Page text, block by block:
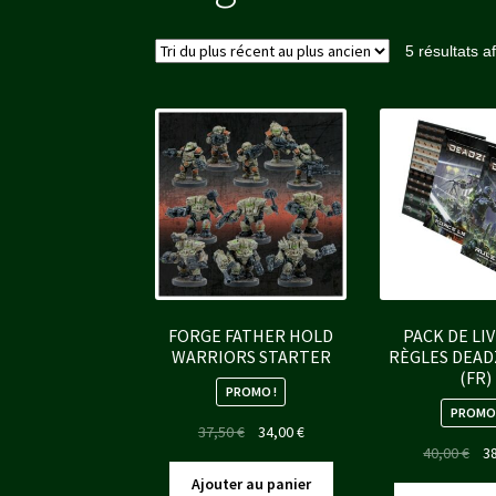
5 résultats
FORGE FATHER HOLD
WARRIORS STARTER
PROMO !
37,50€
Le
initial
34,00€Le
actuel
Ajouter au panier
PACK DE
RÈGLES
(FR)
40,00€
Le